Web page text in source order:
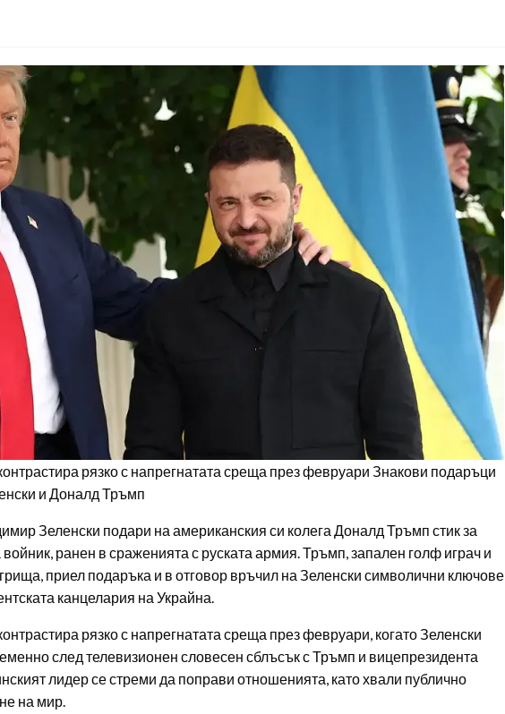
рязко с напрегнатата среща през февруари Знакови подаръци
и Доналд Тръмп
Зеленски подари на американския си колега Доналд Тръмп стик за
ранен в сраженията с руската армия. Тръмп, запален голф играч и
приел подаръка и в отговор връчил на Зеленски символични ключове
канцелария на Украйна.
рязко с напрегнатата среща през февруари, когато Зеленски
след телевизионен словесен сблъсък с Тръмп и вицепрезидента
лидер се стреми да поправи отношенията, като хвали публично
на мир.